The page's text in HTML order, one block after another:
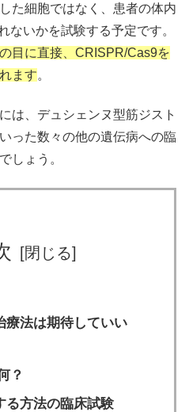
た細胞ではなく、患者の体内
ないかを試験する予定です。
目に直接、CRISPR/Cas9を
ます。
は、デュシェンヌ型筋ジスト
った数々の他の遺伝病への臨
しょう。
療法は期待していい
？
る方法の臨床試験